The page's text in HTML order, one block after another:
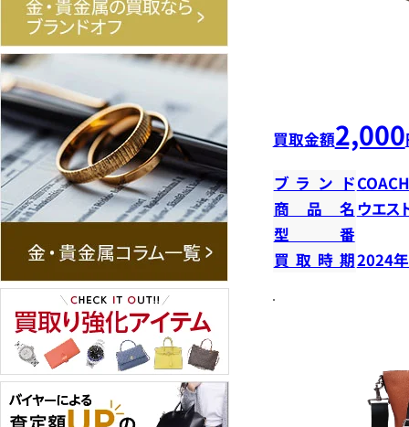
買取金額2,000
ブランドCOACH
商品名 ウエス
型番
買取時期2024